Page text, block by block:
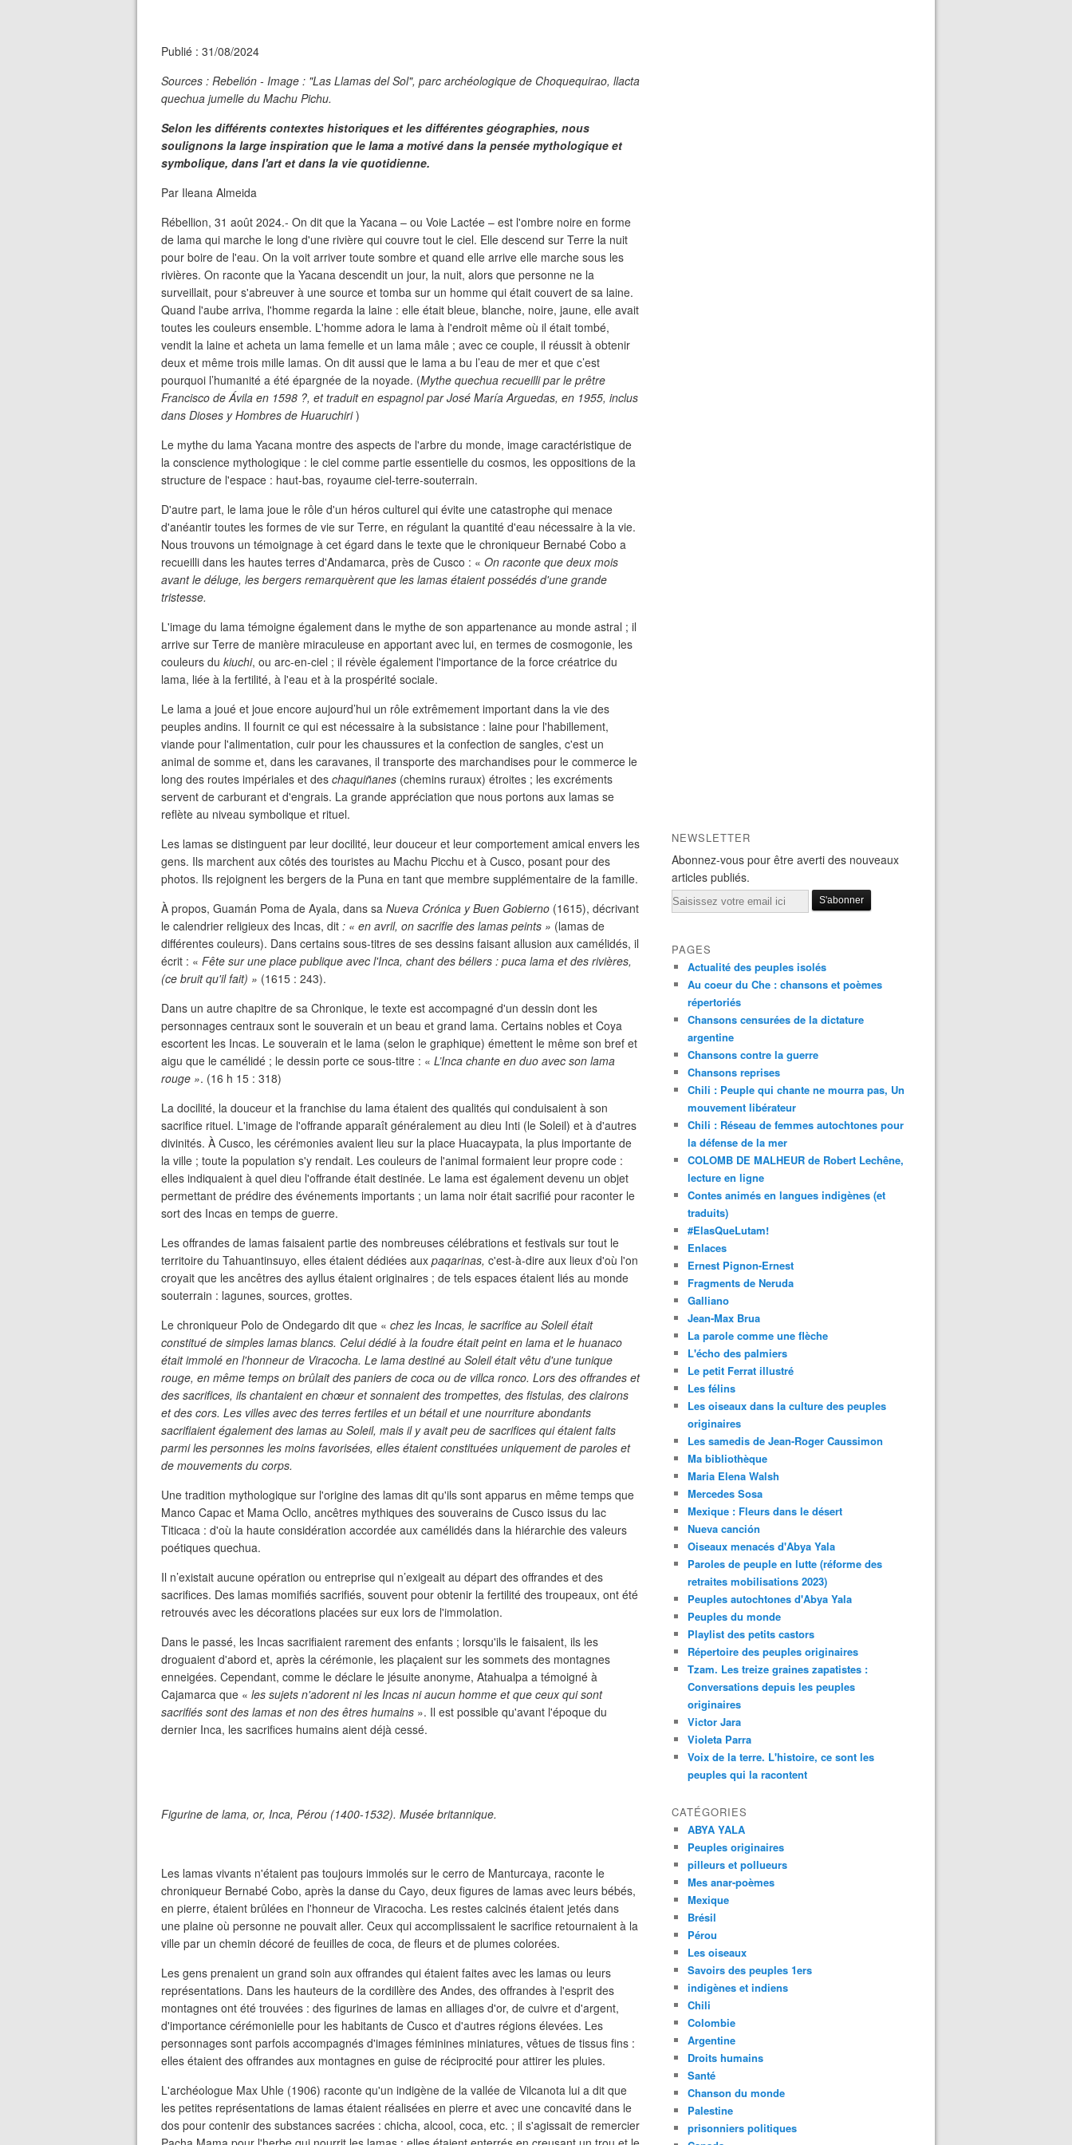
Publié : 31/08/2024
Sources : Rebelión - Image : "Las Llamas del Sol", parc archéologique de Choquequirao, llacta
quechua jumelle du Machu Pichu.
Selon les différents contextes historiques et les différentes géographies, nous
soulignons la large inspiration que le lama a motivé dans la pensée mythologique et
symbolique, dans l'art et dans la vie quotidienne.
Par Ileana Almeida
Rébellion, 31 août 2024.- On dit que la Yacana – ou Voie Lactée – est l'ombre noire en forme
de lama qui marche le long d'une rivière qui couvre tout le ciel. Elle descend sur Terre la nuit
pour boire de l'eau. On la voit arriver toute sombre et quand elle arrive elle marche sous les
rivières. On raconte que la Yacana descendit un jour, la nuit, alors que personne ne la
surveillait, pour s'abreuver à une source et tomba sur un homme qui était couvert de sa laine.
Quand l'aube arriva, l'homme regarda la laine : elle était bleue, blanche, noire, jaune, elle avait
toutes les couleurs ensemble. L'homme adora le lama à l'endroit même où il était tombé,
vendit la laine et acheta un lama femelle et un lama mâle ; avec ce couple, il réussit à obtenir
deux et même trois mille lamas. On dit aussi que le lama a bu l’eau de mer et que c’est
pourquoi l’humanité a été épargnée de la noyade. (Mythe quechua recueilli par le prêtre
Francisco de Ávila en 1598 ?, et traduit en espagnol par José María Arguedas, en 1955, inclus
dans Dioses y Hombres de Huaruchiri)
Le mythe du lama Yacana montre des aspects de l'arbre du monde, image caractéristique de
la conscience mythologique : le ciel comme partie essentielle du cosmos, les oppositions de la
structure de l'espace : haut-bas, royaume ciel-terre-souterrain.
D'autre part, le lama joue le rôle d'un héros culturel qui évite une catastrophe qui menace
d'anéantir toutes les formes de vie sur Terre, en régulant la quantité d'eau nécessaire à la vie.
Nous trouvons un témoignage à cet égard dans le texte que le chroniqueur Bernabé Cobo a
recueilli dans les hautes terres d'Andamarca, près de Cusco : « On raconte que deux mois
avant le déluge, les bergers remarquèrent que les lamas étaient possédés d'une grande
tristesse.
L'image du lama témoigne également dans le mythe de son appartenance au monde astral ; il
arrive sur Terre de manière miraculeuse en apportant avec lui, en termes de cosmogonie, les
couleurs du kiuchi, ou arc-en-ciel ; il révèle également l'importance de la force créatrice du
lama, liée à la fertilité, à l'eau et à la prospérité sociale.
Le lama a joué et joue encore aujourd’hui un rôle extrêmement important dans la vie des
peuples andins. Il fournit ce qui est nécessaire à la subsistance : laine pour l'habillement,
viande pour l'alimentation, cuir pour les chaussures et la confection de sangles, c'est un
animal de somme et, dans les caravanes, il transporte des marchandises pour le commerce le
long des routes impériales et des chaquiñanes (chemins ruraux) étroites ; les excréments
servent de carburant et d'engrais. La grande appréciation que nous portons aux lamas se
reflète au niveau symbolique et rituel.
Les lamas se distinguent par leur docilité, leur douceur et leur comportement amical envers les
gens. Ils marchent aux côtés des touristes au Machu Picchu et à Cusco, posant pour des
photos. Ils rejoignent les bergers de la Puna en tant que membre supplémentaire de la famille.
À propos, Guamán Poma de Ayala, dans sa Nueva Crónica y Buen Gobierno (1615), décrivant
le calendrier religieux des Incas, dit : « en avril, on sacrifie des lamas peints » (lamas de
différentes couleurs). Dans certains sous-titres de ses dessins faisant allusion aux camélidés, il
écrit : « Fête sur une place publique avec l'Inca, chant des béliers : puca lama et des rivières,
(ce bruit qu'il fait) » (1615 : 243).
Dans un autre chapitre de sa Chronique, le texte est accompagné d'un dessin dont les
personnages centraux sont le souverain et un beau et grand lama. Certains nobles et Coya
escortent les Incas. Le souverain et le lama (selon le graphique) émettent le même son bref et
aigu que le camélidé ; le dessin porte ce sous-titre : « L’Inca chante en duo avec son lama
rouge ». (16 h 15 : 318)
La docilité, la douceur et la franchise du lama étaient des qualités qui conduisaient à son
sacrifice rituel. L'image de l'offrande apparaît généralement au dieu Inti (le Soleil) et à d'autres
divinités. À Cusco, les cérémonies avaient lieu sur la place Huacaypata, la plus importante de
la ville ; toute la population s'y rendait. Les couleurs de l'animal formaient leur propre code :
elles indiquaient à quel dieu l'offrande était destinée. Le lama est également devenu un objet
permettant de prédire des événements importants ; un lama noir était sacrifié pour raconter le
sort des Incas en temps de guerre.
Les offrandes de lamas faisaient partie des nombreuses célébrations et festivals sur tout le
territoire du Tahuantinsuyo, elles étaient dédiées aux paqarinas, c'est-à-dire aux lieux d'où l'on
croyait que les ancêtres des ayllus étaient originaires ; de tels espaces étaient liés au monde
souterrain : lagunes, sources, grottes.
Le chroniqueur Polo de Ondegardo dit que « chez les Incas, le sacrifice au Soleil était
constitué de simples lamas blancs. Celui dédié à la foudre était peint en lama et le huanaco
était immolé en l'honneur de Viracocha. Le lama destiné au Soleil était vêtu d'une tunique
rouge, en même temps on brûlait des paniers de coca ou de villca ronco. Lors des offrandes et
des sacrifices, ils chantaient en chœur et sonnaient des trompettes, des fistulas, des clairons
et des cors. Les villes avec des terres fertiles et un bétail et une nourriture abondants
sacrifiaient également des lamas au Soleil, mais il y avait peu de sacrifices qui étaient faits
parmi les personnes les moins favorisées, elles étaient constituées uniquement de paroles et
de mouvements du corps.
Une tradition mythologique sur l'origine des lamas dit qu'ils sont apparus en même temps que
Manco Capac et Mama Ocllo, ancêtres mythiques des souverains de Cusco issus du lac
Titicaca : d'où la haute considération accordée aux camélidés dans la hiérarchie des valeurs
poétiques quechua.
Il n’existait aucune opération ou entreprise qui n’exigeait au départ des offrandes et des
sacrifices. Des lamas momifiés sacrifiés, souvent pour obtenir la fertilité des troupeaux, ont été
retrouvés avec les décorations placées sur eux lors de l'immolation.
Dans le passé, les Incas sacrifiaient rarement des enfants ; lorsqu'ils le faisaient, ils les
droguaient d'abord et, après la cérémonie, les plaçaient sur les sommets des montagnes
enneigées. Cependant, comme le déclare le jésuite anonyme, Atahualpa a témoigné à
Cajamarca que « les sujets n'adorent ni les Incas ni aucun homme et que ceux qui sont
sacrifiés sont des lamas et non des êtres humains ». Il est possible qu'avant l'époque du
dernier Inca, les sacrifices humains aient déjà cessé.
Figurine de lama, or, Inca, Pérou (1400-1532). Musée britannique.
Les lamas vivants n'étaient pas toujours immolés sur le cerro de Manturcaya, raconte le
chroniqueur Bernabé Cobo, après la danse du Cayo, deux figures de lamas avec leurs bébés,
en pierre, étaient brûlées en l'honneur de Viracocha. Les restes calcinés étaient jetés dans
une plaine où personne ne pouvait aller. Ceux qui accomplissaient le sacrifice retournaient à la
ville par un chemin décoré de feuilles de coca, de fleurs et de plumes colorées.
Les gens prenaient un grand soin aux offrandes qui étaient faites avec les lamas ou leurs
représentations. Dans les hauteurs de la cordillère des Andes, des offrandes à l'esprit des
montagnes ont été trouvées : des figurines de lamas en alliages d'or, de cuivre et d'argent,
d'importance cérémonielle pour les habitants de Cusco et d'autres régions élevées. Les
personnages sont parfois accompagnés d'images féminines miniatures, vêtues de tissus fins :
elles étaient des offrandes aux montagnes en guise de réciprocité pour attirer les pluies.
L'archéologue Max Uhle (1906) raconte qu'un indigène de la vallée de Vilcanota lui a dit que
les petites représentations de lamas étaient réalisées en pierre et avec une concavité dans le
dos pour contenir des substances sacrées : chicha, alcool, coca, etc. ; il s'agissait de remercier
NEWSLETTER
Abonnez-vous pour être averti des nouveaux
articles publiés.
Email
PAGES
Actualité des peuples isolés
Au coeur du Che : chansons et poèmes
répertoriés
Chansons censurées de la dictature
argentine
Chansons contre la guerre
Chansons reprises
Chili : Peuple qui chante ne mourra pas, Un
mouvement libérateur
Chili : Réseau de femmes autochtones pour
la défense de la mer
COLOMB DE MALHEUR de Robert Lechêne,
lecture en ligne
Contes animés en langues indigènes (et
traduits)
#ElasQueLutam!
Enlaces
Ernest Pignon-Ernest
Fragments de Neruda
Galliano
Jean-Max Brua
La parole comme une flèche
L'écho des palmiers
Le petit Ferrat illustré
Les félins
Les oiseaux dans la culture des peuples
originaires
Les samedis de Jean-Roger Caussimon
Ma bibliothèque
Maria Elena Walsh
Mercedes Sosa
Mexique : Fleurs dans le désert
Nueva canción
Oiseaux menacés d'Abya Yala
Paroles de peuple en lutte (réforme des
retraites mobilisations 2023)
Peuples autochtones d'Abya Yala
Peuples du monde
Playlist des petits castors
Répertoire des peuples originaires
Tzam. Les treize graines zapatistes :
Conversations depuis les peuples
originaires
Victor Jara
Violeta Parra
Voix de la terre. L'histoire, ce sont les
peuples qui la racontent
CATÉGORIES
ABYA YALA
Peuples originaires
pilleurs et pollueurs
Mes anar-poèmes
Mexique
Brésil
Pérou
Les oiseaux
Savoirs des peuples 1ers
indigènes et indiens
Chili
Colombie
Argentine
Droits humains
Santé
Chanson du monde
Palestine
prisonniers politiques